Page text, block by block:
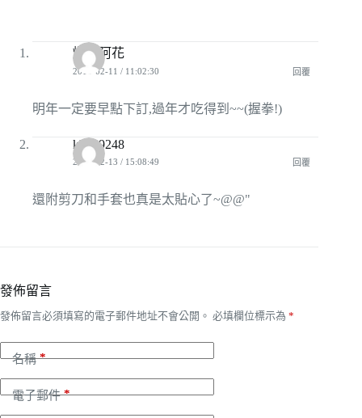
爆米阿花
2011-02-11 / 11:02:30 回覆
明年一定要早點下訂,過年才吃得到~~(握拳!)
kk339248
2011-02-13 / 15:08:49 回覆
還附剪刀和手套也真是太貼心了~@@"
發佈留言
發佈留言必須填寫的電子郵件地址不會公開。 必填欄位標示為 *
名稱*
電子郵件*